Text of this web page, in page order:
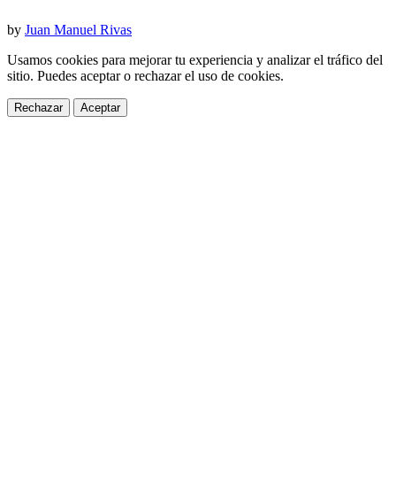
by Juan Manuel Rivas
Usamos cookies para mejorar tu experiencia y analizar el tráfico del
sitio. Puedes aceptar o rechazar el uso de cookies.
Rechazar Aceptar